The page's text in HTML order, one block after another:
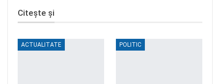
Citește și
ACTUALITATE POLITIC